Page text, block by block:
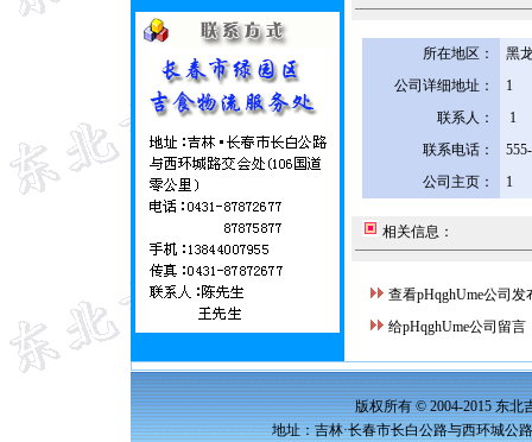
所在地区：
黑
公司详细地址：
1
联系人：
1
联系电话：
公司主页：
1
相关信息：
查看pHqghUme公司发
给pHqghUme公司留言
版权所有 © 2004-2015 东北
地址：吉林·长春市长白公路与西环城公